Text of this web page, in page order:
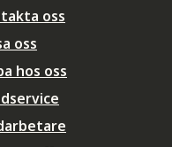
oss
oss
hos oss